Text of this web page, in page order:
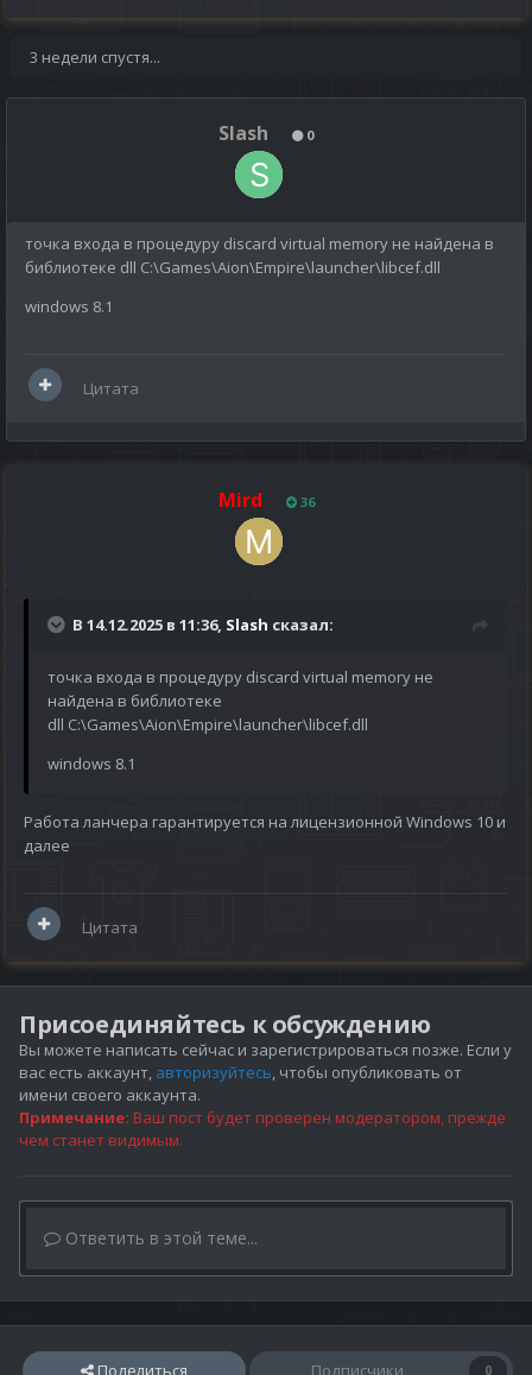
3 недели спустя...
Slash 0
точка входа в процедуру discard virtual memory не найдена в
библиотеке dll C:\Games\Aion\Empire\launcher\libcef.dll
windows 8.1
Цитата
Mird 36
В 14.12.2025 в 11:36, Slash сказал:
точка входа в процедуру discard virtual memory не
найдена в библиотеке
dll C:\Games\Aion\Empire\launcher\libcef.dll
windows 8.1
Работа ланчера гарантируется на лицензионной Windows 10 и
далее
Цитата
Присоединяйтесь к обсуждению
Вы можете написать сейчас и зарегистрироваться позже. Если у
вас есть аккаунт, авторизуйтесь, чтобы опубликовать от
имени своего аккаунта.
Примечание: Ваш пост будет проверен модератором, прежде
чем станет видимым.
Ответить в этой теме...
Поделиться Подписчики 0